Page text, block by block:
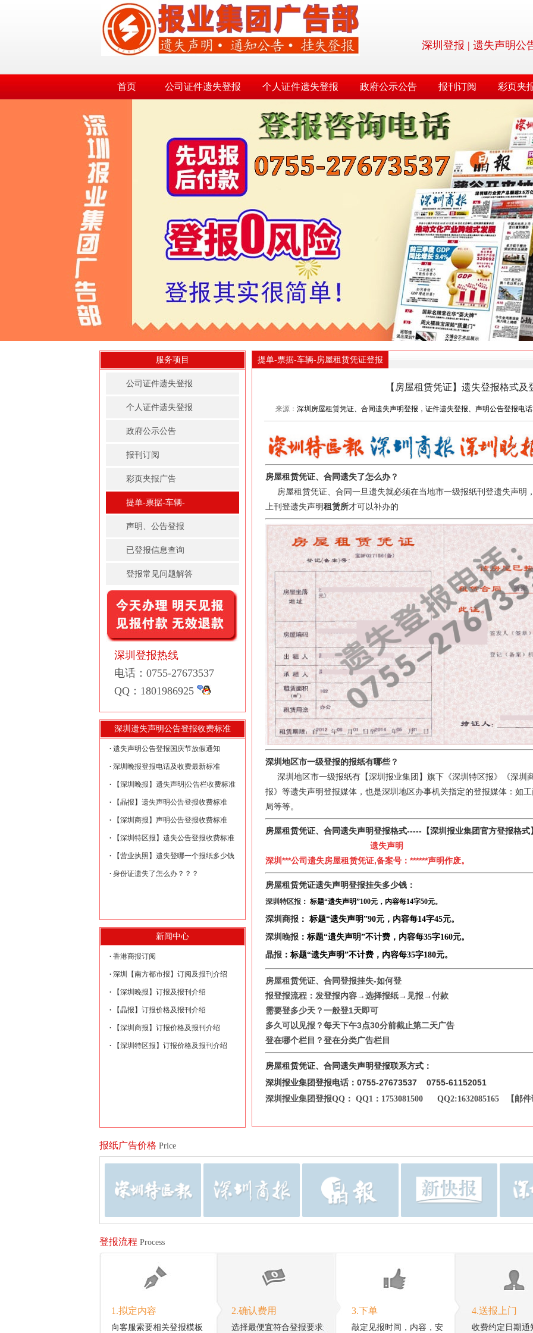
深圳登报 | 遗失声明公
首页 公司证件遗失登报 个人证件遗失登报 政府公示公告 报刊订阅 彩页夹
服务项目
公司证件遗失登报
个人证件遗失登报
政府公示公告
报刊订阅
彩页夹报广告
提单-票据-车辆-
房屋租赁凭证登报
声明、公告登报
已登报信息查询
登报常见问题解答
深圳登报热线
电话：0755-27673537
QQ：1801986925
深圳遗失声明公告登报收费标准
遗失声明公告登报国庆节放假通知
深圳晚报登报电话及收费最新标准
【深圳晚报】遗失声明|公告栏收费标准
【晶报】遗失声明公告登报收费标准
【深圳商报】声明公告登报收费标准
【深圳特区报】遗失公告登报收费标准
【营业执照】遗失登哪一个报纸多少钱
身份证遗失了怎么办？？？
新闻中心
香港商报订阅
深圳【南方都市报】订阅及报刊介绍
【深圳晚报】订报及报刊介绍
【晶报】订报价格及报刊介绍
【深圳商报】订报价格及报刊介绍
【深圳特区报】订报价格及报刊介绍
提单-票据-车辆-房屋租赁凭证登报
【房屋租赁凭证】遗失登报格式及
来源： 深圳房屋租赁凭证、合同遗失声明登报，证件遗失登报、声明公告登报电话
房屋租赁凭证、合同遗失了怎么办？
房屋租赁凭证、合同一旦遗失就必须在当地市一级报纸刊登遗失声明
上刊登遗失声明租赁所才可以补办的
深圳地区市一级登报的报纸有哪些？
深圳地区市一级报纸有【深圳报业集团】旗下《深圳特区报》《深圳
报》等遗失声明登报媒体，也是深圳地区办事机关指定的登报媒体：如
局等等。
房屋租赁凭证、合同遗失声明登报格式----- 【深圳报业集团官方登报格式
遗失声明
深圳***公司遗失房屋租赁凭证,备案号：******声明作废。
房屋租赁凭证遗失声明登报挂失多少钱：
深圳特区报 ： 标题“遗失声明”100元，内容每14字50元。
深圳商报 ： 标题“遗失声明”90元，内容每14字45元。
深圳晚报 ：标题“遗失声明”不计费，内容每35字160元。
晶报 ：标题“遗失声明”不计费，内容每35字180元。
房屋租赁凭证、合同登报挂失-如何登
报登报流程：发登报内容→选择报纸→见报→付款
需要登多少天？一般登1天即可
多久可以见报？每天下午3点30分前截止第二天广告
登在哪个栏目？登在分类广告栏目
房屋租赁凭证、合同遗失声明登报联系方式：
深圳报业集团登报电话：0755-27673537 0755-61152051
深圳报业集团登报QQ： QQ1：1753081500 QQ2:1632085165 【邮件
报纸广告价格 Price
登报流程 Process
1.拟定内容
向客服索要相关登报模板
2.确认费用
选择最便宜符合登报要求
3.下单
敲定见报时间，内容，安
4.送报上门
收费约定日期通